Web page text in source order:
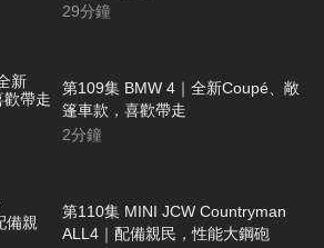
29分鐘
第109集 BMW 4｜全新Coupé、敞
篷車款，喜歡帶走
2分鐘
第110集 MINI JCW Countryman
ALL4｜配備親民，性能大鋼砲